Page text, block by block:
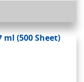
(500 Sheet)